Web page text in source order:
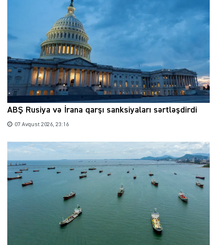
ABŞ Rusiya və İrana qarşı sanksiyaları sərtləşdirdi
07 Avqust 2026, 23:16